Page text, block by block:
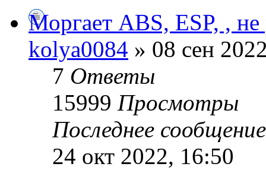
Моргает ABS, ESP, , не
kolya0084 » 08 сен
7 Ответы
15999 Просмотры
Последнее
24 окт 2022, 16:50